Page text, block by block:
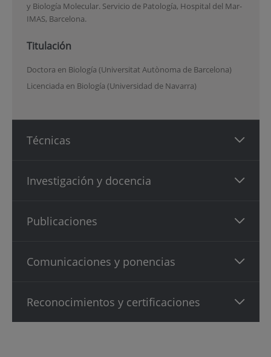
y Biología Molecular. Servicio de Patología, Hospital del Mar-
IMAS, Barcelona.
Titulación
Doctora en Biología (Universitat Autònoma de Barcelona)
Licenciada en Biología (Universidad de Navarra)
Técnicas
Investigación y docencia
Publicaciones
Comunicaciones y ponencias
Reconocimientos y certificaciones